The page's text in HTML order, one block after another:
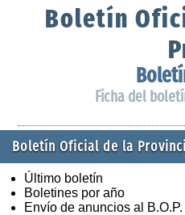
Boletín
Ficha del
Boletín Oficial de la
Último boletín
Boletines por año
Envío de anuncios al B.O.P.